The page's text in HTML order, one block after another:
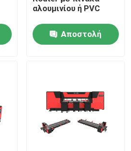
αλουμινίου ή PVC
Αποστολή